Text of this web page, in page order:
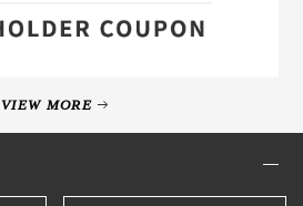
VIEW MORE